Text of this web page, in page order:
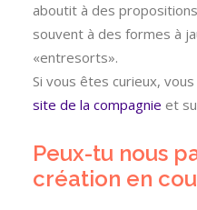
aboutit à des
souvent à des formes à
«entresorts».
Si vous êtes curieux,
site de la compagnie et
Peux-tu nous
création en